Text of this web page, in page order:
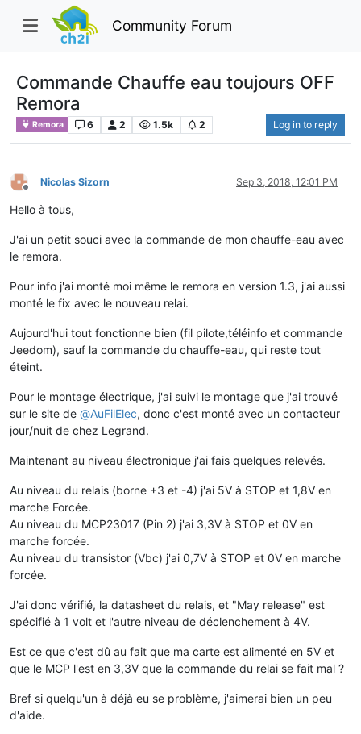
Community Forum
Commande Chauffe eau toujours OFF
Remora
Remora 6 2 1.5k 2 Log in to reply
Offline
Nicolas Sizorn Sep 3, 2018, 12:01 PM
Hello à tous,
J'ai un petit souci avec la commande de mon chauffe-eau avec
le remora.
Pour info j'ai monté moi même le remora en version 1.3, j'ai aussi
monté le fix avec le nouveau relai.
Aujourd'hui tout fonctionne bien (fil pilote,téléinfo et commande
Jeedom), sauf la commande du chauffe-eau, qui reste tout
éteint.
Pour le montage électrique, j'ai suivi le montage que j'ai trouvé
sur le site de @AuFilElec, donc c'est monté avec un contacteur
jour/nuit de chez Legrand.
Maintenant au niveau électronique j'ai fais quelques relevés.
Au niveau du relais (borne +3 et -4) j'ai 5V à STOP et 1,8V en
marche Forcée.
Au niveau du MCP23017 (Pin 2) j'ai 3,3V à STOP et 0V en
marche forcée.
Au niveau du transistor (Vbc) j'ai 0,7V à STOP et 0V en marche
forcée.
J'ai donc vérifié, la datasheet du relais, et "May release" est
spécifié à 1 volt et l'autre niveau de déclenchement à 4V.
Est ce que c'est dû au fait que ma carte est alimenté en 5V et
que le MCP l'est en 3,3V que la commande du relai se fait mal ?
Bref si quelqu'un à déjà eu se problème, j'aimerai bien un peu
d'aide.